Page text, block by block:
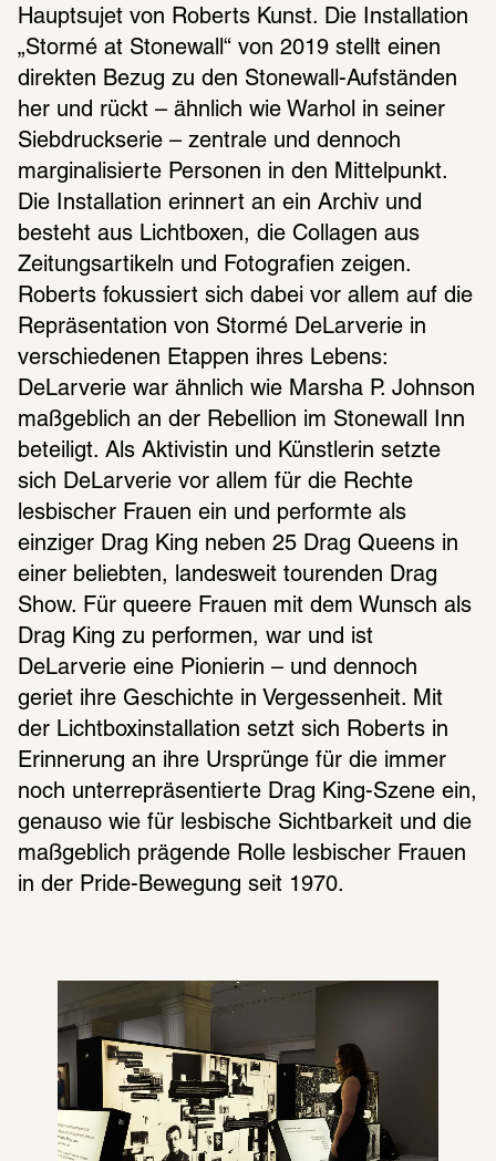
Hauptsujet von Roberts Kunst. Die Installation
„Stormé at Stonewall“ von 2019 stellt einen
direkten Bezug zu den Stonewall-Aufständen
her und rückt – ähnlich wie Warhol in seiner
Siebdruckserie – zentrale und dennoch
marginalisierte Personen in den Mittelpunkt.
Die Installation erinnert an ein Archiv und
besteht aus Lichtboxen, die Collagen aus
Zeitungsartikeln und Fotografien zeigen.
Roberts fokussiert sich dabei vor allem auf die
Repräsentation von Stormé DeLarverie in
verschiedenen Etappen ihres Lebens:
DeLarverie war ähnlich wie Marsha P. Johnson
maßgeblich an der Rebellion im Stonewall Inn
beteiligt. Als Aktivistin und Künstlerin setzte
sich DeLarverie vor allem für die Rechte
lesbischer Frauen ein und performte als
einziger Drag King neben 25 Drag Queens in
einer beliebten, landesweit tourenden Drag
Show. Für queere Frauen mit dem Wunsch als
Drag King zu performen, war und ist
DeLarverie eine Pionierin – und dennoch
geriet ihre Geschichte in Vergessenheit. Mit
der Lichtboxinstallation setzt sich Roberts in
Erinnerung an ihre Ursprünge für die immer
noch unterrepräsentierte Drag King-Szene ein,
genauso wie für lesbische Sichtbarkeit und die
maßgeblich prägende Rolle lesbischer Frauen
in der Pride-Bewegung seit 1970.